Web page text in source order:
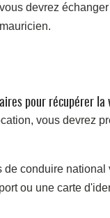
devrez
pour récupérer la
vous devrez
de conduire national
ou une carte